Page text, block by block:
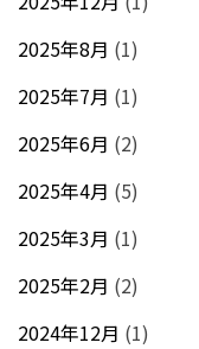
2025年8月 (1)
2025年7月 (1)
2025年6月 (2)
2025年4月 (5)
2025年3月 (1)
2025年2月 (2)
2024年12月 (1)